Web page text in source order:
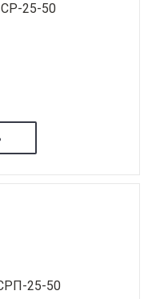
25-50
25-50